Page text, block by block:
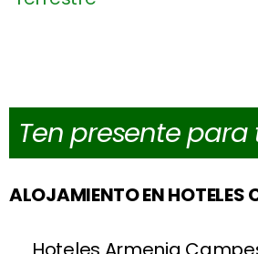
Ten presente para
ALOJAMIENTO EN HOTELES